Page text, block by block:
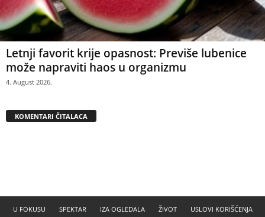
Letnji favorit krije opasnost: Previše lubenice
može napraviti haos u organizmu
4. August 2026.
KOMENTARI ČITALACA
U FOKUSU SPEKTAR IZA OGLEDALA ŽIVOT USLOVI KORIŠĆENJA